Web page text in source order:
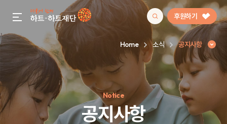
gnb menu open 후원하기
인기 키워드
#정기후원#하트플레이스#캠페인#팬덤후원
Home 소식 공지사항
Notice
공지사항